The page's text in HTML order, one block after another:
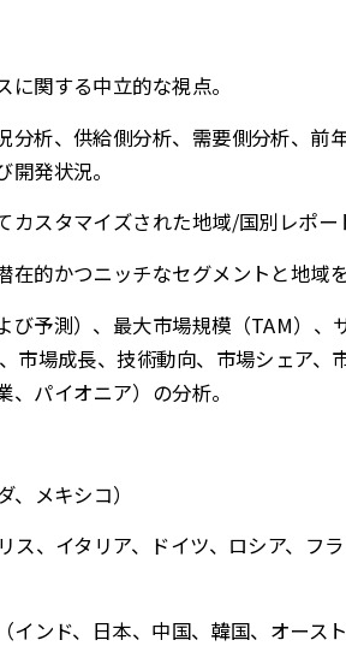
に関する中立的な視点。
分析、供給側分析、需要側分析、
発状況。
カスタマイズされた地域/国別レポー
在的かつニッチなセグメントと地域
び予測）、最大市場規模（TAM）
市場成長、技術動向、市場シェア、
パイオニア）の分析。
メキシコ）
ス、イタリア、ドイツ、ロシア、フ
ンド、日本、中国、韓国、オース